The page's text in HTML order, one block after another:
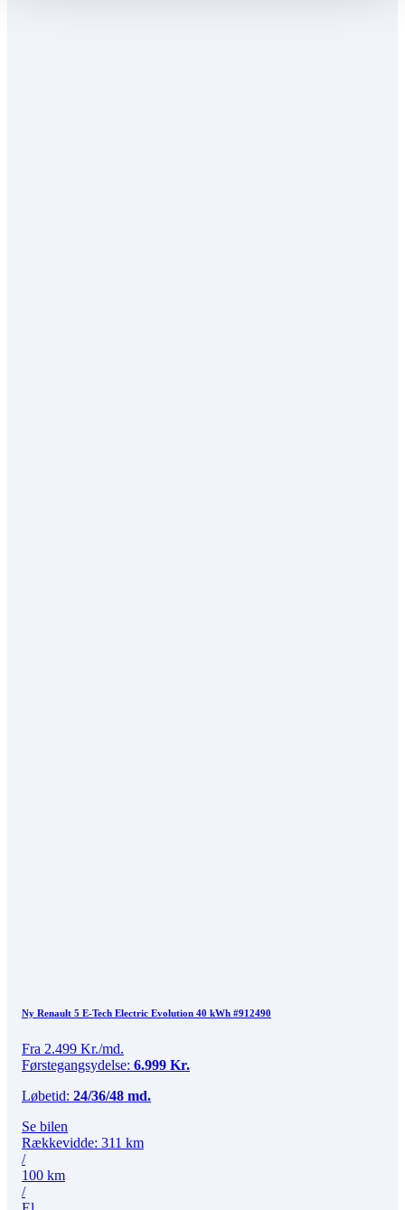
Ny Renault 5 E-Tech Electric Evolution 40 kWh #912490
Fra 2.499 Kr./md.
Førstegangsydelse: 6.999 Kr.
Løbetid: 24/36/48 md.
Se bilen
Rækkevidde: 311 km
/
100 km
/